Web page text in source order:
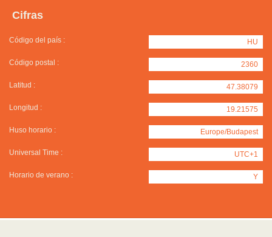
Cifras
Código del país : HU
Código postal : 2360
Latitud : 47.38079
Longitud : 19.21575
Huso horario : Europe/Budapest
Universal Time : UTC+1
Horario de verano : Y